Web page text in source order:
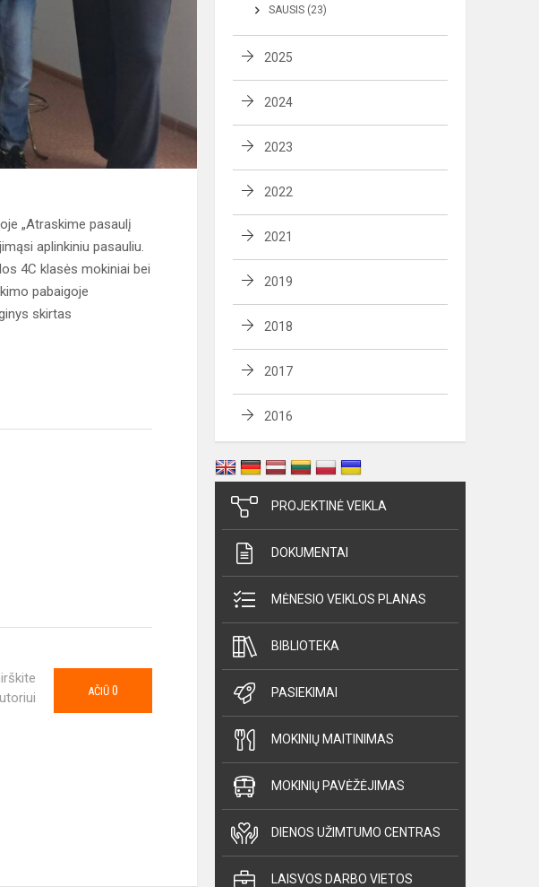
„Atraskime pasaulį
aplinkiniu pasauliu.
4C klasės mokiniai bei
pabaigoje
skirtas
AČIŪ 0
SAUSIS (23)
2025
2024
2023
2022
2021
2019
2018
2017
2016
PROJEKTINĖ VEIKLA
DOKUMENTAI
MĖNESIO VEIKLOS PLANAS
BIBLIOTEKA
PASIEKIMAI
MOKINIŲ MAITINIMAS
MOKINIŲ PAVĖŽĖJIMAS
DIENOS UŽIMTUMO CENTRAS
LAISVOS DARBO VIETOS